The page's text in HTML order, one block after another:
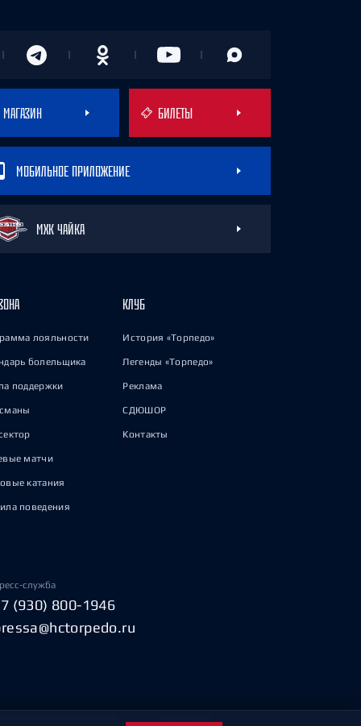
МАГАЗИН БИЛЕТЫ
МОБИЛЬНОЕ ПРИЛОЖЕНИЕ
МХК ЧАЙКА
лояльности
болельщика
поддержки
матчи
катания
поведения
КЛУБ
История «Торпедо»
Легенды «Торпедо»
Реклама
СДЮШОР
Контакты
служба
(930) 800-1946